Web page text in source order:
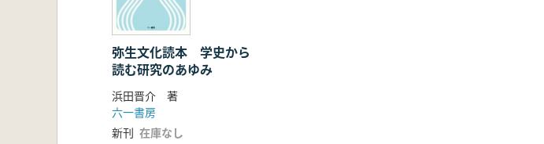
弥生文化読本 学史から
読む研究のあゆみ
浜田晋介 著
六一書房
新刊 在庫なし